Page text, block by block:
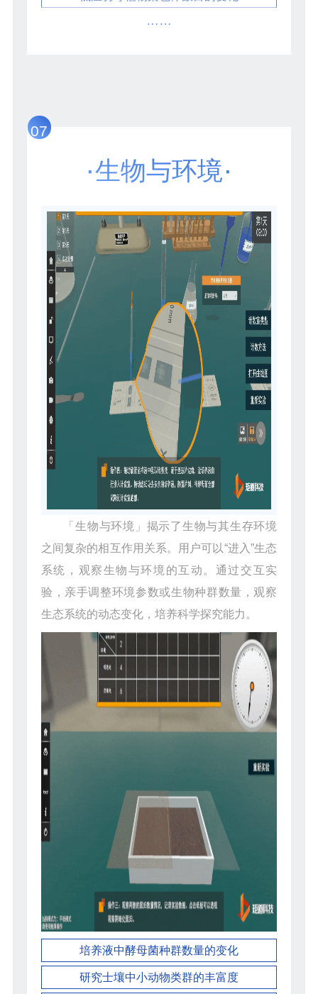
……
07
·生物与环境·
「生物与环境」揭示了生物与其生存环境
之间复杂的相互作用关系。用户可以“进入”生态
系统，观察生物与环境的互动。通过交互实
验，亲手调整环境参数或生物种群数量，观察
生态系统的动态变化，培养科学探究能力。
培养液中酵母菌种群数量的变化
研究士壤中小动物类群的丰富度